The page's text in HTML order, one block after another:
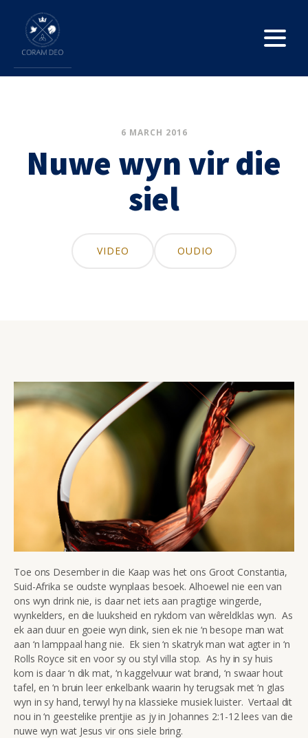
6 MARCH 2016
Nuwe wyn vir die
siel
VIDEO OUDIO
Toe ons Desember in die Kaap was het ons Groot Constantia,
Suid-Afrika se oudste wynplaas besoek. Alhoewel nie een van
ons wyn drink nie, is daar net iets aan pragtige wingerde,
wynkelders, en die luuksheid en rykdom van wêreldklas wyn. As
ek aan duur en goeie wyn dink, sien ek nie ‘n besope man wat
aan ‘n lamppaal hang nie. Ek sien ‘n skatryk man wat agter in ‘n
Rolls Royce sit en voor sy ou styl villa stop. As hy in sy huis
kom is daar ‘n dik mat, ‘n kaggelvuur wat brand, ‘n swaar hout
tafel, en ‘n bruin leer enkelbank waarin hy terugsak met ‘n glas
wyn in sy hand, terwyl hy na klassieke musiek luister. Vertaal dit
nou in ‘n geestelike prentjie as jy in Johannes 2:1-12 lees van die
nuwe wyn wat Jesus vir ons siele bring.